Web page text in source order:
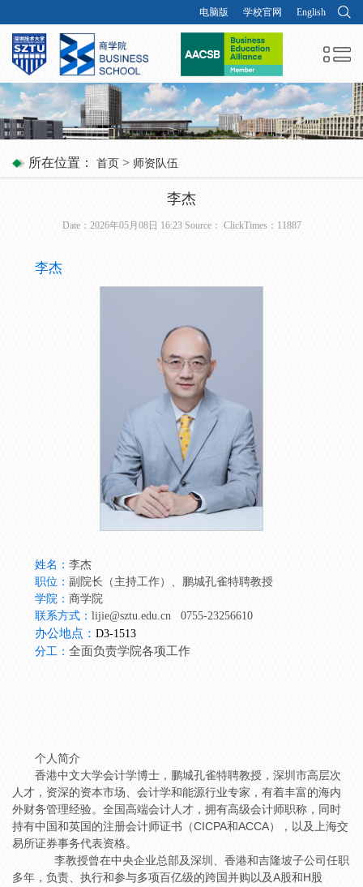
电脑版 学校官网 English
所在位置： 首页 > 师资队伍
李杰
Date：2026年05月08日 16:23 Source： ClickTimes： 11887
李杰
姓名： 李杰
职位： 副院长（主持工作）、鹏城孔雀特聘教授
学院： 商学院
联系方式： lijie@sztu.edu.cn 0755-23256610
办公地点： D3-1513
分工： 全面负责学院各项工作
个人简介
香港中文大学会计学博士，鹏城孔雀特聘教授，深圳市高层次
人才，资深的资本市场、会计学和能源行业专家，有着丰富的海内
外财务管理经验。全国高端会计人才，拥有高级会计师职称，同时
持有中国和英国的注册会计师证书（CICPA和ACCA），以及上海交
易所证券事务代表资格。
李教授曾在中央企业总部及深圳、香港和吉隆坡子公司任职
多年，负责、执行和参与多项百亿级的跨国并购以及A股和H股